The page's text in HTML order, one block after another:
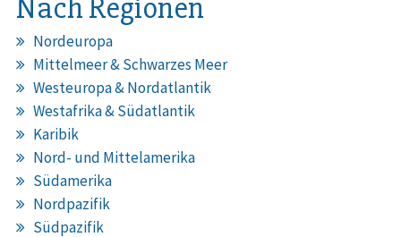
Nach Regionen
Nordeuropa
Mittelmeer & Schwarzes Meer
Westeuropa & Nordatlantik
Westafrika & Südatlantik
Karibik
Nord- und Mittelamerika
Südamerika
Nordpazifik
Südpazifik